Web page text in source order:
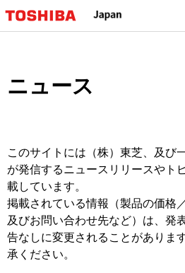
ニュース
このサイトには（株）東芝、及び
が発信するニュースリリースやト
載しています。
掲載されている情報（製品の価格
及びお問い合わせ先など）は、発
告なしに変更されることがありま
承ください。